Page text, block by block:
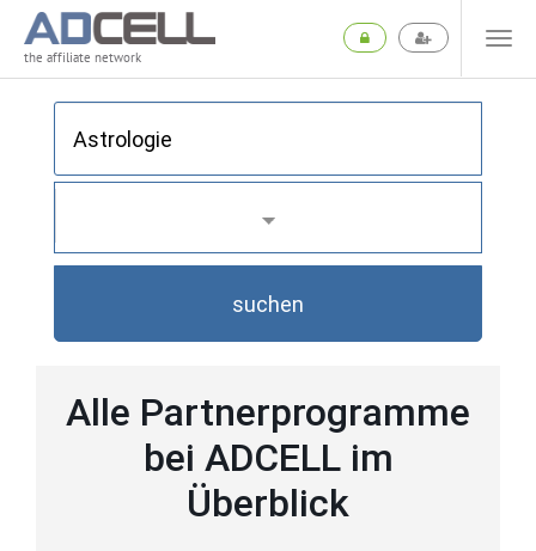
the affiliate network
suchen
Alle Partnerprogramme
bei ADCELL im
Überblick